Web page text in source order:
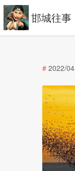
邯城往事
# 2022/04